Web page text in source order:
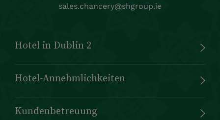
sales.chancery@shgroup.ie
Hotel in Dublin 2
Hotel-Annehmlichkeiten
Kundenbetreuung